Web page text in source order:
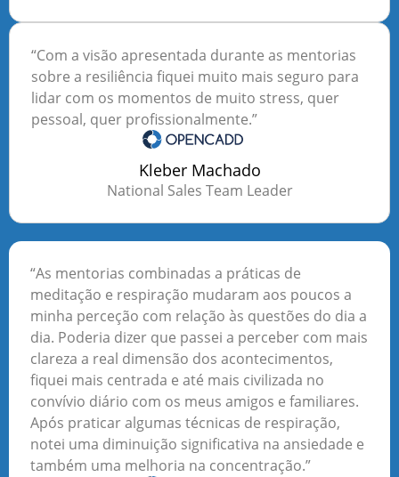
“Com a visão apresentada durante as mentorias
sobre a resiliência fiquei muito mais seguro para
lidar com os momentos de muito stress, quer
pessoal, quer profissionalmente.”
Kleber Machado
National Sales Team Leader
“As mentorias combinadas a práticas de
meditação e respiração mudaram aos poucos a
minha perceção com relação às questões do dia a
dia. Poderia dizer que passei a perceber com mais
clareza a real dimensão dos acontecimentos,
fiquei mais centrada e até mais civilizada no
convívio diário com os meus amigos e familiares.
Após praticar algumas técnicas de respiração,
notei uma diminuição significativa na ansiedade e
também uma melhoria na concentração.”